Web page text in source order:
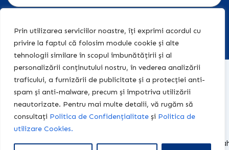
Prin utilizarea serviciilor noastre, îți exprimi acordul cu
privire la faptul că folosim module cookie și alte
tehnologii similare în scopul îmbunătățirii și al
personalizării conținutului nostru, în vederea analizării
traficului, a furnizării de publicitate și a protecției anti-
spam și anti-malware, precum și împotriva utilizării
neautorizate. Pentru mai multe detalii, vă rugăm să
consultați Politica de Confidențialitate și Politica de
utilizare Cookies.
Acasă
Editura
Teach &
Learn
Centrul
Educațional
Acțiuni
legale
Politica de
Confidențialitate
Cookies
+40 774
455 409
contact@teach-
learn-